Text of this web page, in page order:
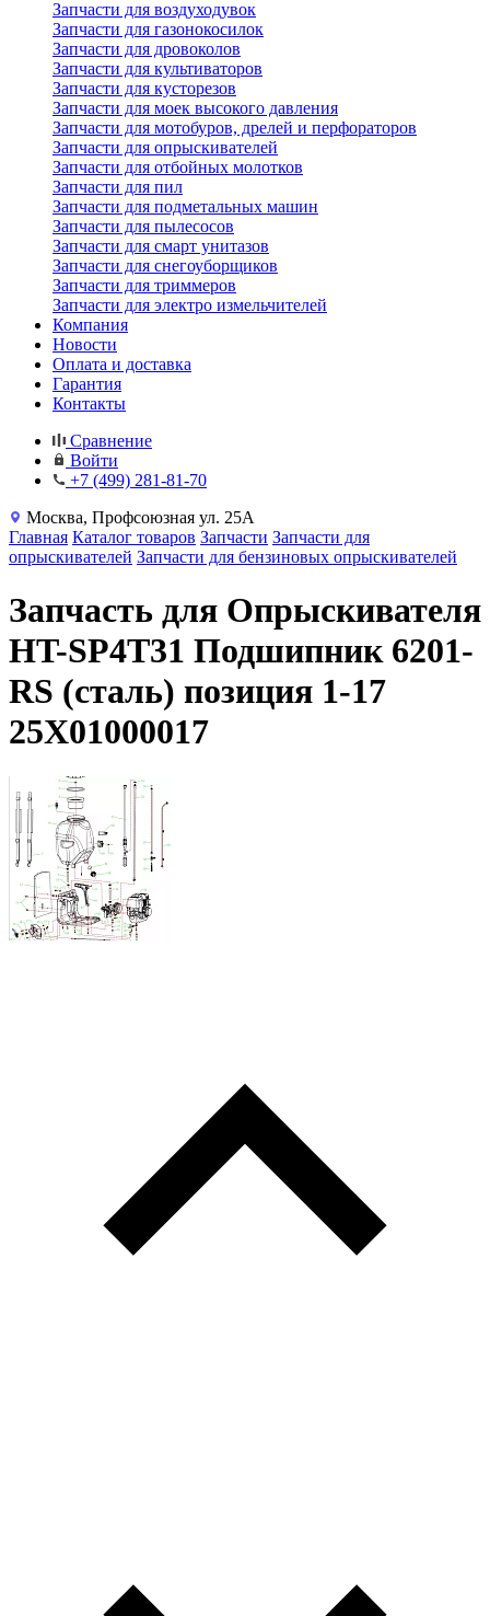
Запчасти для воздуходувок
Запчасти для газонокосилок
Запчасти для дровоколов
Запчасти для культиваторов
Запчасти для кусторезов
Запчасти для моек высокого давления
Запчасти для мотобуров, дрелей и перфораторов
Запчасти для опрыскивателей
Запчасти для отбойных молотков
Запчасти для пил
Запчасти для подметальных машин
Запчасти для пылесосов
Запчасти для смарт унитазов
Запчасти для снегоуборщиков
Запчасти для триммеров
Запчасти для электро измельчителей
Компания
Новости
Оплата и доставка
Гарантия
Контакты
Сравнение
Войти
+7 (499) 281-81-70
Москва, Профсоюзная ул. 25А
Главная Каталог товаров Запчасти Запчасти для
опрыскивателей Запчасти для бензиновых опрыскивателей
Запчасть для Опрыскивателя
HT-SP4T31 Подшипник 6201-
RS (сталь) позиция 1-17
25X01000017